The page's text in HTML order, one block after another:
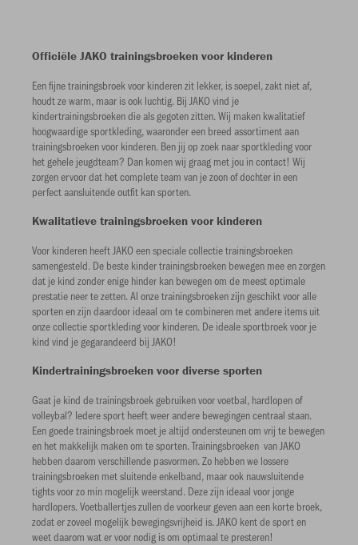
Officiële JAKO trainingsbroeken voor kinderen
Een fijne trainingsbroek voor kinderen zit lekker, is soepel, zakt niet af,
houdt ze warm, maar is ook luchtig. Bij JAKO vind je
kindertrainingsbroeken die als gegoten zitten. Wij maken kwalitatief
hoogwaardige sportkleding, waaronder een breed assortiment aan
trainingsbroeken voor kinderen. Ben jij op zoek naar sportkleding voor
het gehele jeugdteam? Dan komen wij graag met jou in contact! Wij
zorgen ervoor dat het complete team van je zoon of dochter in een
perfect aansluitende outfit kan sporten.
Kwalitatieve trainingsbroeken voor kinderen
Voor kinderen heeft JAKO een speciale collectie trainingsbroeken
samengesteld. De beste kinder trainingsbroeken bewegen mee en zorgen
dat je kind zonder enige hinder kan bewegen om de meest optimale
prestatie neer te zetten. Al onze trainingsbroeken zijn geschikt voor alle
sporten en zijn daardoor ideaal om te combineren met andere items uit
onze collectie sportkleding voor kinderen. De ideale sportbroek voor je
kind vind je gegarandeerd bij JAKO!
Kindertrainingsbroeken voor diverse sporten
Gaat je kind de trainingsbroek gebruiken voor voetbal, hardlopen of
volleybal? Iedere sport heeft weer andere bewegingen centraal staan.
Een goede trainingsbroek moet je altijd ondersteunen om vrij te bewegen
en het makkelijk maken om te sporten. Trainingsbroeken van JAKO
hebben daarom verschillende pasvormen. Zo hebben we lossere
trainingsbroeken met sluitende enkelband, maar ook nauwsluitende
tights voor zo min mogelijk weerstand. Deze zijn ideaal voor jonge
hardlopers. Voetballertjes zullen de voorkeur geven aan een korte broek,
zodat er zoveel mogelijk bewegingsvrijheid is. JAKO kent de sport en
weet daarom wat er voor nodig is om optimaal te presteren!